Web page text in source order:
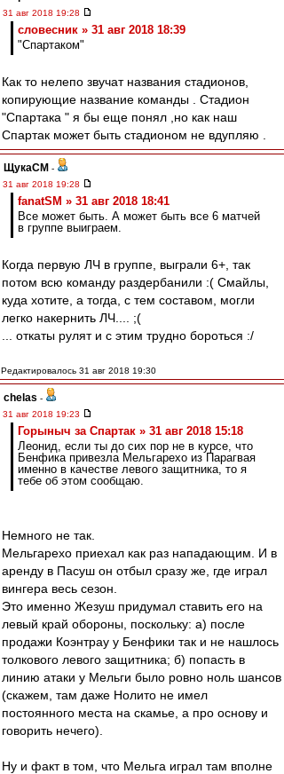
31 авг 2018 19:28
словесник » 31 авг 2018 18:39
"Спартаком"
Как то нелепо звучат названия стадионов,
копирующие название команды . Стадион
"Спартака " я бы еще понял ,но как наш
Спартак может быть стадионом не вдупляю .
ЩукаСМ -
31 авг 2018 19:28
fanatSM » 31 авг 2018 18:41
Все может быть. А может быть все 6 матчей
в группе выиграем.
Когда первую ЛЧ в группе, выграли 6+, так
потом всю команду раздербанили :( Смайлы,
куда хотите, а тогда, с тем составом, могли
легко накернить ЛЧ.... ;(
... откаты рулят и с этим трудно бороться :/
Редактировалось 31 авг 2018 19:30
chelas -
31 авг 2018 19:23
Горыныч за Спартак » 31 авг 2018 15:18
Леонид, если ты до сих пор не в курсе, что
Бенфика привезла Мельгарехо из Парагвая
именно в качестве левого защитника, то я
тебе об этом сообщаю.
Немного не так.
Мельгарехо приехал как раз нападающим. И в
аренду в Пасуш он отбыл сразу же, где играл
вингера весь сезон.
Это именно Жезуш придумал ставить его на
левый край обороны, поскольку: а) после
продажи Коэнтрау у Бенфики так и не нашлось
толкового левого защитника; б) попасть в
линию атаки у Мельги было ровно ноль шансов
(скажем, там даже Нолито не имел
постоянного места на скамье, а про основу и
говорить нечего).
Ну и факт в том, что Мельга играл там вполне